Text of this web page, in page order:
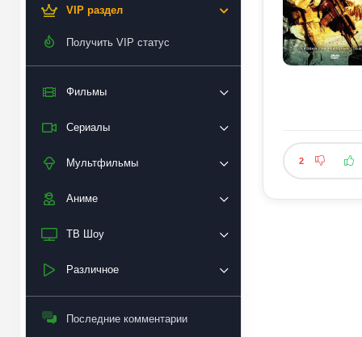
VIP раздел
Получить VIP статус
Фильмы
Сериалы
Мультфильмы
Аниме
ТВ Шоу
Различное
Последние комментарии
2